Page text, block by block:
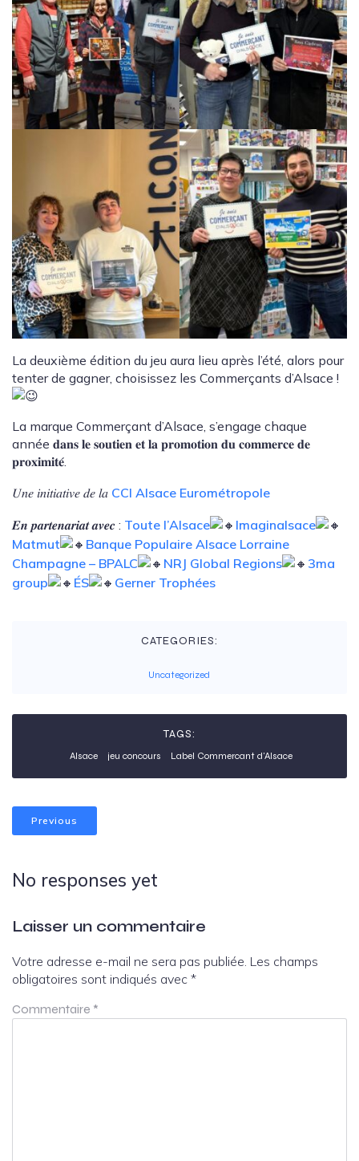
La deuxième édition du jeu aura lieu après l’été, alors pour
tenter de gagner, choisissez les Commerçants d’Alsace !
La marque Commerçant d’Alsace, s’engage chaque
année 𝐝𝐚𝐧𝐬 𝐥𝐞 𝐬𝐨𝐮𝐭𝐢𝐞𝐧 𝐞𝐭 𝐥𝐚 𝐩𝐫𝐨𝐦𝐨𝐭𝐢𝐨𝐧 𝐝𝐮 𝐜𝐨𝐦𝐦𝐞𝐫𝐜𝐞 𝐝𝐞
𝐩𝐫𝐨𝐱𝐢𝐦𝐢𝐭𝐞́.
𝑈𝑛𝑒 𝑖𝑛𝑖𝑡𝑖𝑎𝑡𝑖𝑣𝑒 𝑑𝑒 𝑙𝑎 CCI Alsace Eurométropole
𝑬𝒏 𝒑𝒂𝒓𝒕𝒆𝒏𝒂𝒓𝒊𝒂𝒕 𝒂𝒗𝒆𝒄 : Toute l’Alsace
Imaginalsace
Matmut
Banque Populaire Alsace Lorraine
Champagne – BPALC
NRJ Global Regions
3ma
group
ÉS Gerner Trophées
CATEGORIES:
Uncategorized
TAGS:
Alsace jeu concours Label Commercant d'Alsace
Previous
No responses yet
Laisser un commentaire
Votre adresse e-mail ne sera pas publiée. Les champs
obligatoires sont indiqués avec *
Commentaire *